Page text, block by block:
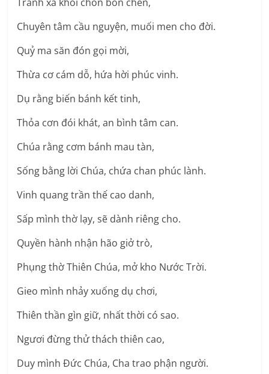
Chuyên tâm cầu nguyện, muối men cho đời.
Quỷ ma săn đón gọi mời,
Thừa cơ cám dỗ, hứa hời phúc vinh.
Dụ rằng biến bánh kết tinh,
Thỏa cơn đói khát, an bình tâm can.
Chúa rằng cơm bánh mau tàn,
Sống bằng lời Chúa, chứa chan phúc lành.
Vinh quang trần thế cao danh,
Sấp mình thờ lạy, sẽ dành riêng cho.
Quyền hành nhận hão giở trò,
Phụng thờ Thiên Chúa, mở kho Nước Trời.
Gieo mình nhảy xuống dụ chơi,
Thiên thần gìn giữ, nhất thời có sao.
Ngươi đừng thử thách thiên cao,
Duy mình Đức Chúa, Cha trao phận người.